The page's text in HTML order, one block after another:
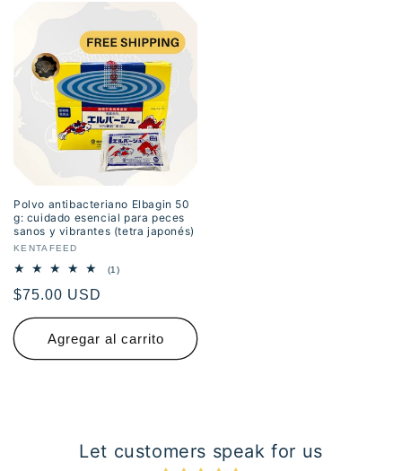
Polvo antibacteriano Elbagin 50
g: cuidado esencial para peces
sanos y vibrantes (tetra japonés)
Proveedor:
KENTAFEED
(1)1
Precio
habitual
$75.00 USD
Agregar al carrito
Let customers speak for us